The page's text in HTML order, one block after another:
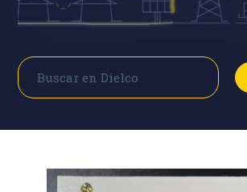
Buscar
Buscar